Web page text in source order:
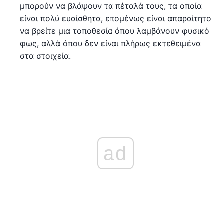
μπορούν να βλάψουν τα πέταλά τους, τα οποία
είναι πολύ ευαίσθητα, επομένως είναι απαραίτητο
να βρείτε μια τοποθεσία όπου λαμβάνουν φυσικό
φως, αλλά όπου δεν είναι πλήρως εκτεθειμένα
στα στοιχεία.
ad